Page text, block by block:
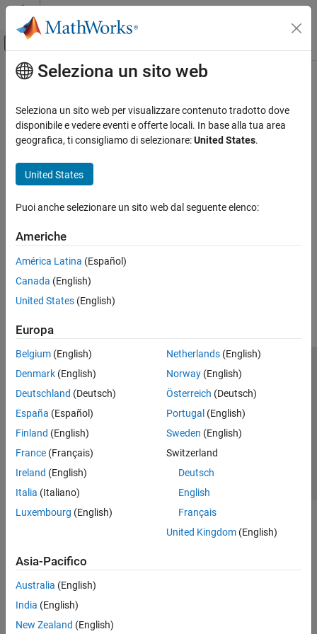
Vai al contenuto
Attiva/disattiva menu di navigazione
Pagina iniziale della documentazione
Contenuto principale
Seleziona un sito web
Seleziona un sito web per visualizzare contenuto tradotto dove
disponibile e vedere eventi e offerte locali. In base alla tua area
geografica, ti consigliamo di selezionare:United States.
United States
Puoi anche selezionare un sito web dal seguente elenco:
Americhe
América Latina (Español)
Canada (English)
United States (English)
Europa
Belgium (English)
Denmark (English)
Deutschland (Deutsch)
España (Español)
Finland (English)
France (Français)
Ireland (English)
Italia (Italiano)
Luxembourg (English)
Netherlands(English)
Norway(English)
Österreich (Deutsch)
Portugal (English)
Sweden (English)
Switzerland
Deutsch
English
Français
United Kingdom(English)
Asia-Pacifico
Australia (English)
India (English)
New Zealand (English)
Centro di fiducia
Informativa sulla privacy
Antipirateria
Stato dell'applicazione
Contatti
© 1994-2026 The MathWorks, Inc.